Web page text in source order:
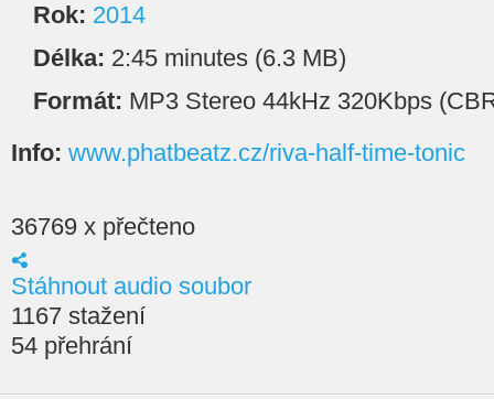
Rok: 2014
Délka: 2:45 minutes (6.3 MB)
Formát: MP3 Stereo 44kHz 320Kbps
Info: www.phatbeatz.cz/riva-half-time-tonic
36769 x přečteno
Stáhnout audio soubor
1167 stažení
54 přehrání